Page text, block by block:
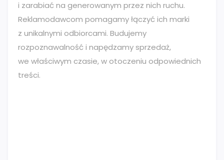
i zarabiać na generowanym przez nich ruchu.
Reklamodawcom pomagamy łączyć ich marki
z unikalnymi odbiorcami. Budujemy
rozpoznawalność i napędzamy sprzedaż,
we właściwym czasie, w otoczeniu odpowiednich
treści.